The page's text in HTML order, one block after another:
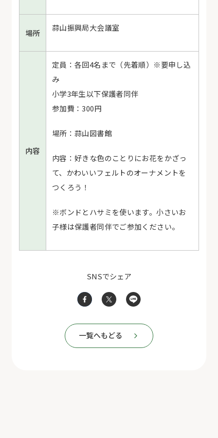
場所
蒜山振興局大会議室
内容
定員：各回4名まで（先着順）※要申し込
み
小学3年生以下保護者同伴
参加費：300円
場所：蒜山図書館
内容：好きな色のことりにお花をかざっ
て、かわいいフェルトのオーナメントを
つくろう！
※ボンドとハサミを使います。小さいお
子様は保護者同伴でご参加ください。
SNSでシェア
一覧へもどる